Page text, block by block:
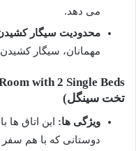
می دهد.
محدودیت سیگار
مهمانان، سیگار
تخت سینگل)
ویژگی ها: این اتاق ها
دوستانی که با هم سفر